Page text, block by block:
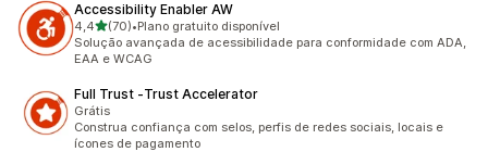
Accessibility Enabler AW
4,4de 5 estrelas
(70)
70 avaliações ao todo
•Plano gratuito disponível
Solução avançada de acessibilidade para conformidade com ADA,
EAA e WCAG
Full Trust ‑Trust Accelerator
Grátis
Construa confiança com selos, perfis de redes sociais, locais e
ícones de pagamento